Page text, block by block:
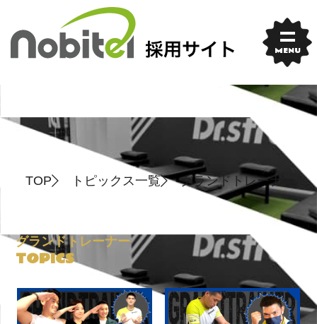
content
MENU
TOP トピックス一覧 グランドトレーナー
グランドトレーナー